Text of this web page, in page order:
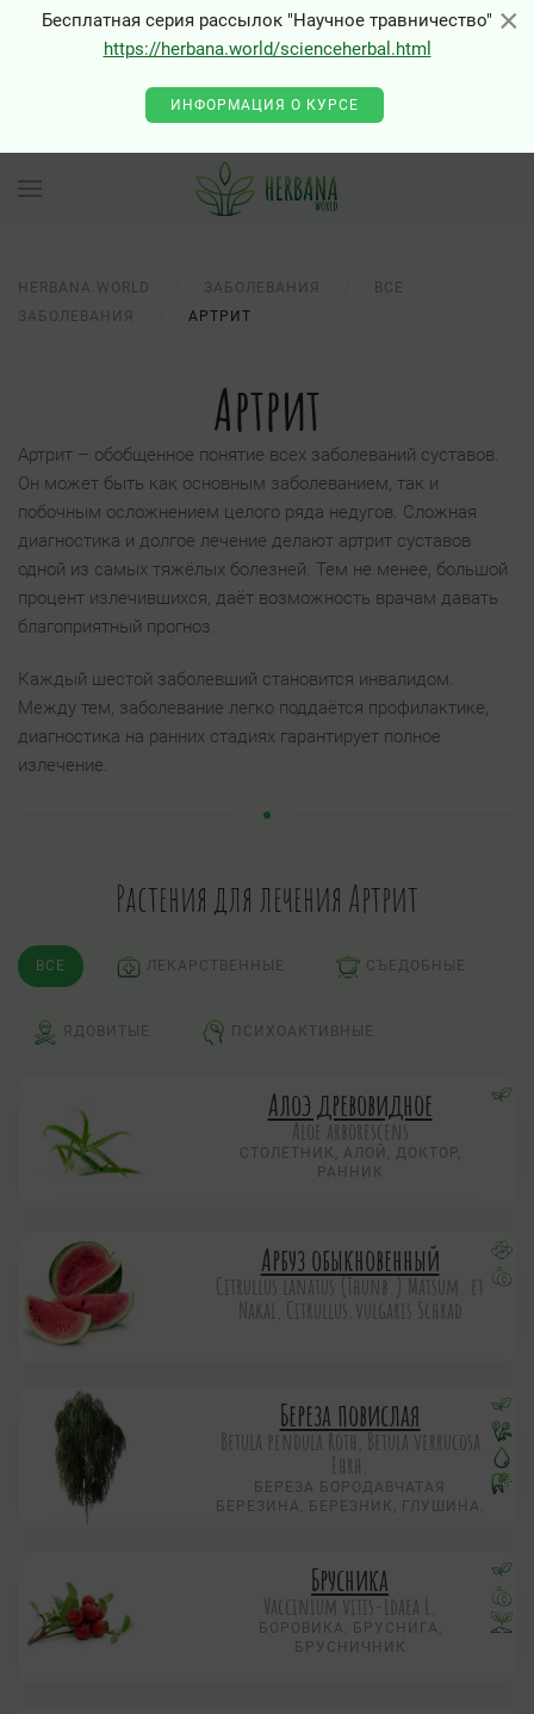
×
Бесплатная серия рассылок "Научное травничество"
https://herbana.world/scienceherbal.html
ИНФОРМАЦИЯ О КУРСЕ
HERBANA.WORLD ЗАБОЛЕВАНИЯ
ВСЕ
ЗАБОЛЕВАНИЯ
АРТРИТ
Артрит
Артрит – обобщенное понятие всех заболеваний суставов.
Он может быть как основным заболеванием, так и
побочным осложнением целого ряда недугов. Сложная
диагностика и долгое лечение делают артрит суставов
одной из самых тяжёлых болезней. Тем не менее, большой
процент излечившихся, даёт возможность врачам давать
благоприятный прогноз.
Каждый шестой заболевший становится инвалидом.
Между тем, заболевание легко поддаётся профилактике,
диагностика на ранних стадиях гарантирует полное
излечение.
Растения для лечения Артрит
ВСЕ ЛЕКАРСТВЕННЫЕ СЪЕДОБНЫЕ
ЯДОВИТЫЕ ПСИХОАКТИВНЫЕ
Алоэ древовидное
Aloe arborescens
СТОЛЕТНИК, АЛОЙ, ДОКТОР,
РАННИК
Арбуз обыкновенный
Citrullus lanatus (Thunb.) Matsum. et
Nakai, Citrullus.vulgaris Schrad
Береза повислая
Betula pendula Roth, Betula verrucosa
Ehrh.
БЕРЕЗА БОРОДАВЧАТАЯ
БЕРЕЗИНА, БЕРЕЗНИК, ГЛУШИНА.
Брусника
Vaccinium vitis-idaea L.
БОРОВИКА, БРУСНИГА,
БРУСНИЧНИК
×